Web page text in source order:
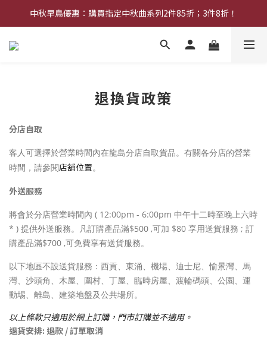
中秋早鳥優惠：購買中秋禮券可享8折優惠
中秋早鳥優惠：購買指定中秋曲系列2件85折；3件8折！
網店限定︰現金禮券買20張送2張！
退換貨政策
分店自取
客人可選擇於營業時間內在龍島分店自取貨品。有關各分店的營業
時間，請參閱店舖位置。
外送服務
將會於分店營業時間內 ( 12:00pm - 6:00pm 中午十二時至晚上六時
* ) 提供外送服務。凡訂購產品滿$500 ,可加 $80 享用送貨服務 ; 訂
購產品滿$700 ,可免費享有送貨服務。
以下地區不設送貨服務：西貢、東涌、機場、迪士尼、愉景灣、馬
灣、沙頭角、木屋、圍村、丁屋、臨時房屋、渡輪碼頭、公園、運
動埸、離島、建築地盤及公共場所。
以上條款只適用於網上訂購，門市訂購並不適用。
退貨安排: 退款 / 訂單取消